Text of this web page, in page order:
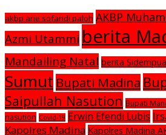
akbp arie sofandi paloh AKBP
Azmi Utammi berita
Mandailing Natal berita
Sumut Bupati Madina
Saipullah Nasution Bupati
nasution Covid-19 Erwin Efendi Lubis
Kapolres Madina Kapolres Madina